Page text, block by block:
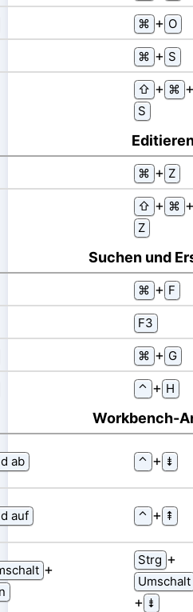
⌘ ⁠+⁠ O
⌘ ⁠+⁠ S
⇧ ⁠+⁠ ⌘ ⁠+⁠
S
⌘ ⁠+⁠ Z
⇧ ⁠+⁠ ⌘ ⁠+⁠
Z
Suchen und
⌘ ⁠+⁠ F
F3
⌘ ⁠+⁠ G
⌃ ⁠+⁠ H
Workbench-
ab ⌃ ⁠+⁠ ⇟
auf ⌃ ⁠+⁠ ⇞
⁠+⁠
Strg ⁠+⁠
Umschalt
⁠+⁠ ⇟